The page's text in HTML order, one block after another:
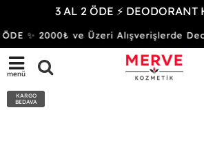
3 AL 2 ÖDE ⚡ DEODORANT
✨ 2000₺ ve Üzeri Alışverişlerde
menü
KARGO
BEDAVA